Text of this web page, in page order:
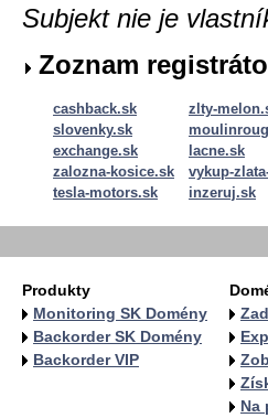
Subjekt nie je
Zoznam
cashback.sk zlty-
slovenky.sk
exchange.sk
lacne.sk
zalozna-kosice.sk
vykup-
tesla-motors.sk
inzeruj.sk
Produkty
Monitoring SK Domény
Backorder SK Domény
Backorder VIP
Na